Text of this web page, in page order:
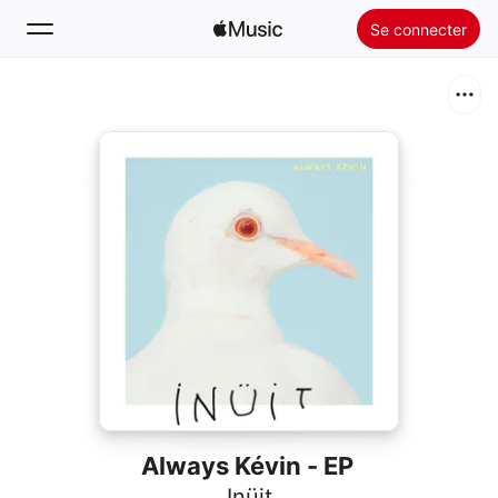
Se connecter
Installer Apple Music
Always Kévin - EP